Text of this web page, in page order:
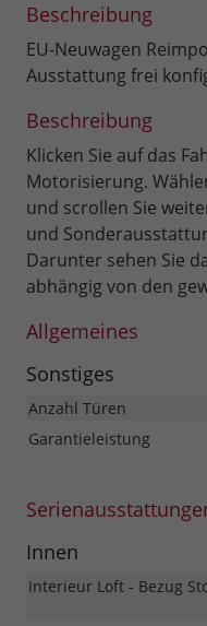
Beschreibung
EU-Neuwagen
Ausstattung frei
Beschreibung
Klicken Sie auf das
Motorisierung.
und scrollen Sie
und
Darunter sehen Sie
abhängig von den
Allgemeines
Sonstiges
Anzahl Türen
Garantieleistung
Innen
Interieur Loft - Bezug